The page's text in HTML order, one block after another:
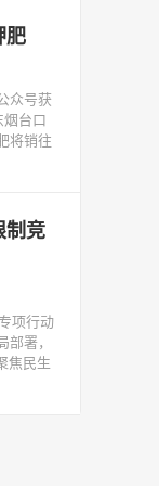
肥
众号获
烟台口
将销往
制竞
项行动
署，
焦民生